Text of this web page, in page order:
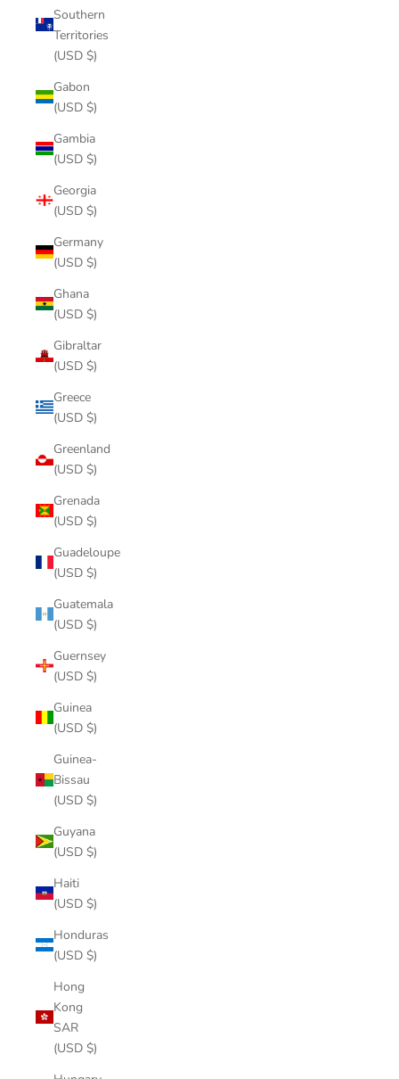
Southern
Territories
(USD $)
Gabon
(USD $)
Gambia
(USD $)
Georgia
(USD $)
Germany
(USD $)
Ghana
(USD $)
Gibraltar
(USD $)
Greece
(USD $)
Greenland
(USD $)
Grenada
(USD $)
Guadeloupe
(USD $)
Guatemala
(USD $)
Guernsey
(USD $)
Guinea
(USD $)
Guinea-
Bissau
(USD $)
Guyana
(USD $)
Haiti
(USD $)
Honduras
(USD $)
Hong
Kong
SAR
(USD $)